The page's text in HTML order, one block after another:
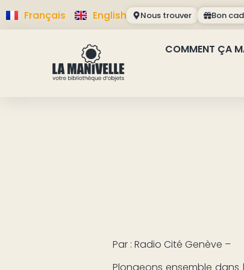
Français English Nous trouver Bon
COMMENT ÇA
Par : Radio Cité Genève –